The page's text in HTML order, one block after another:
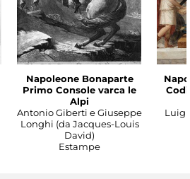
Napoleone Bonaparte
Primo Console varca le
Alpi
Antonio Giberti e Giuseppe
Longhi (da Jacques-Louis
David)
Estampe
Luigi